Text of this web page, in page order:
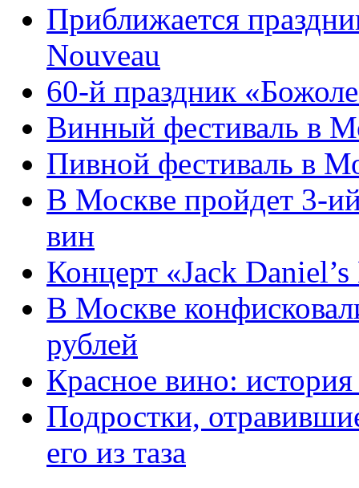
Приближается
Nouveau
60-й праздник
Винный фестиваль в
Пивной фестиваль в
В Москве пройдет 3-
вин
Концерт «Jack
В Москве
рублей
Красное вино:
Подростки,
его из таза